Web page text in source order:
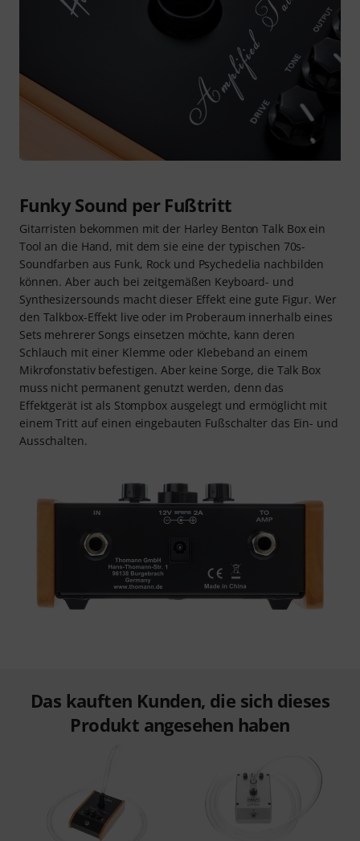
Funky Sound per Fußtritt
Gitarristen bekommen mit der Harley Benton Talk Box ein
Tool an die Hand, mit dem sie eine der typischen 70s-
Soundfarben aus Funk, Rock und Psychedelia nachbilden
können. Aber auch bei zeitgemäßen Keyboard- und
Synthesizersounds macht dieser Effekt eine gute Figur. Wer
den Talkbox-Effekt live oder im Proberaum innerhalb eines
Sets mehrerer Songs einsetzen möchte, kann deren
Schlauch mit einer Klemme oder Klebeband an einem
Mikrofonstativ befestigen. Aber keine Sorge, die Talk Box
muss nicht permanent genutzt werden, denn das
Effektgerät ist als Stompbox ausgelegt und ermöglicht mit
einem Tritt auf einen eingebauten Fußschalter das Ein- und
Ausschalten.
Das kauften Kunden, die sich dieses
Produkt angesehen haben